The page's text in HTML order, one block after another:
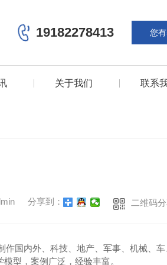
19182278413 您有
关于我们 联系
分享到： 二维码
国内外、科技、地产、军事、机械、车
型，案例广泛，经验丰富。